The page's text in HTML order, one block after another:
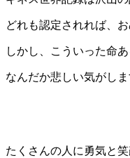
どれも認定されれば、
しかし、こういった命
なんだか悲しい気がしま
たくさんの人に勇気と